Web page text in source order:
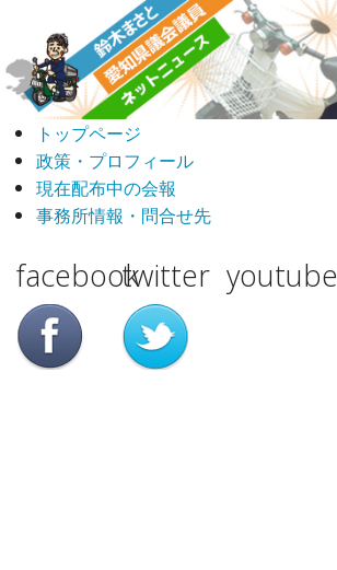
トップページ
政策・プロフィール
現在配布中の会報
事務所情報・問合せ先
facebooktwitter youtube